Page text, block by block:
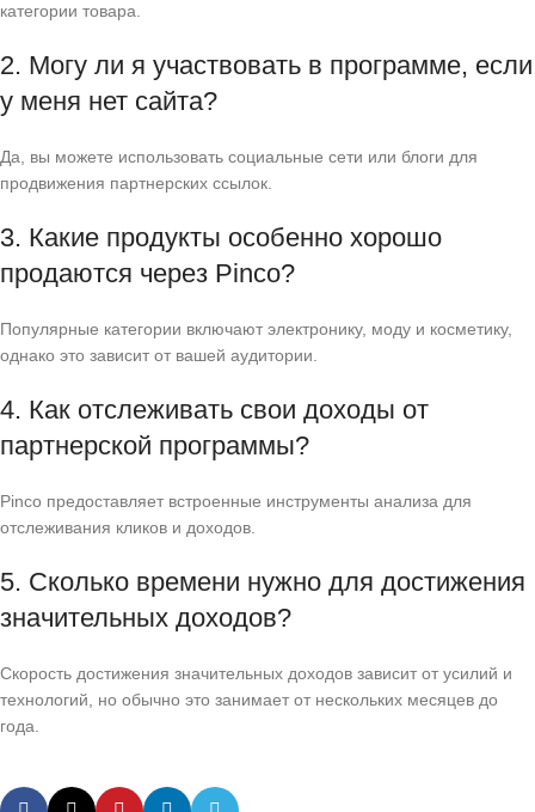
категории товара.
2. Могу ли я участвовать в программе, если
у меня нет сайта?
Да, вы можете использовать социальные сети или блоги для
продвижения партнерских ссылок.
3. Какие продукты особенно хорошо
продаются через Pinco?
Популярные категории включают электронику, моду и косметику,
однако это зависит от вашей аудитории.
4. Как отслеживать свои доходы от
партнерской программы?
Pinco предоставляет встроенные инструменты анализа для
отслеживания кликов и доходов.
5. Сколько времени нужно для достижения
значительных доходов?
Скорость достижения значительных доходов зависит от усилий и
технологий, но обычно это занимает от нескольких месяцев до
года.